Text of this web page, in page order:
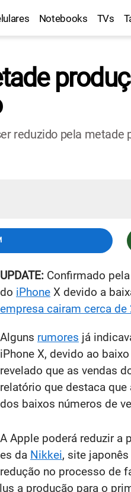
Notebooks TVs
reduzido pela
UPDATE: Confirmado pela
do iPhone X devido a
empresa cairam cerca de
Alguns rumores já
iPhone X, devido ao
revelado que as vendas
relatório que destaca
dos baixos números de
A Apple poderá reduzir a
da Nikkei, site
no processo de
a produção para o